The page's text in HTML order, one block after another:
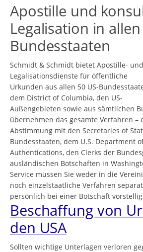
Apostille und
Legalisation in
Bundesstaaten
Schmidt & Schmidt bietet Apostille- und
Legalisationsdienste für öffentliche
Urkunden aus allen 50 US-
dem District of Columbia, den US-
Außengebieten sowie aus sämtlichen
übernehmen das gesamte Verfahren –
Abstimmung mit den Secretaries of
Bundesstaaten, dem U.S. Department
Authentications, den Clerks der
ausländischen Botschaften in
Service müssen Sie weder in die
noch einzelstaatliche Verfahren
persönlich bei einer Botschaft
Beschaffung von
den USA
Sollten wichtige Unterlagen verloren